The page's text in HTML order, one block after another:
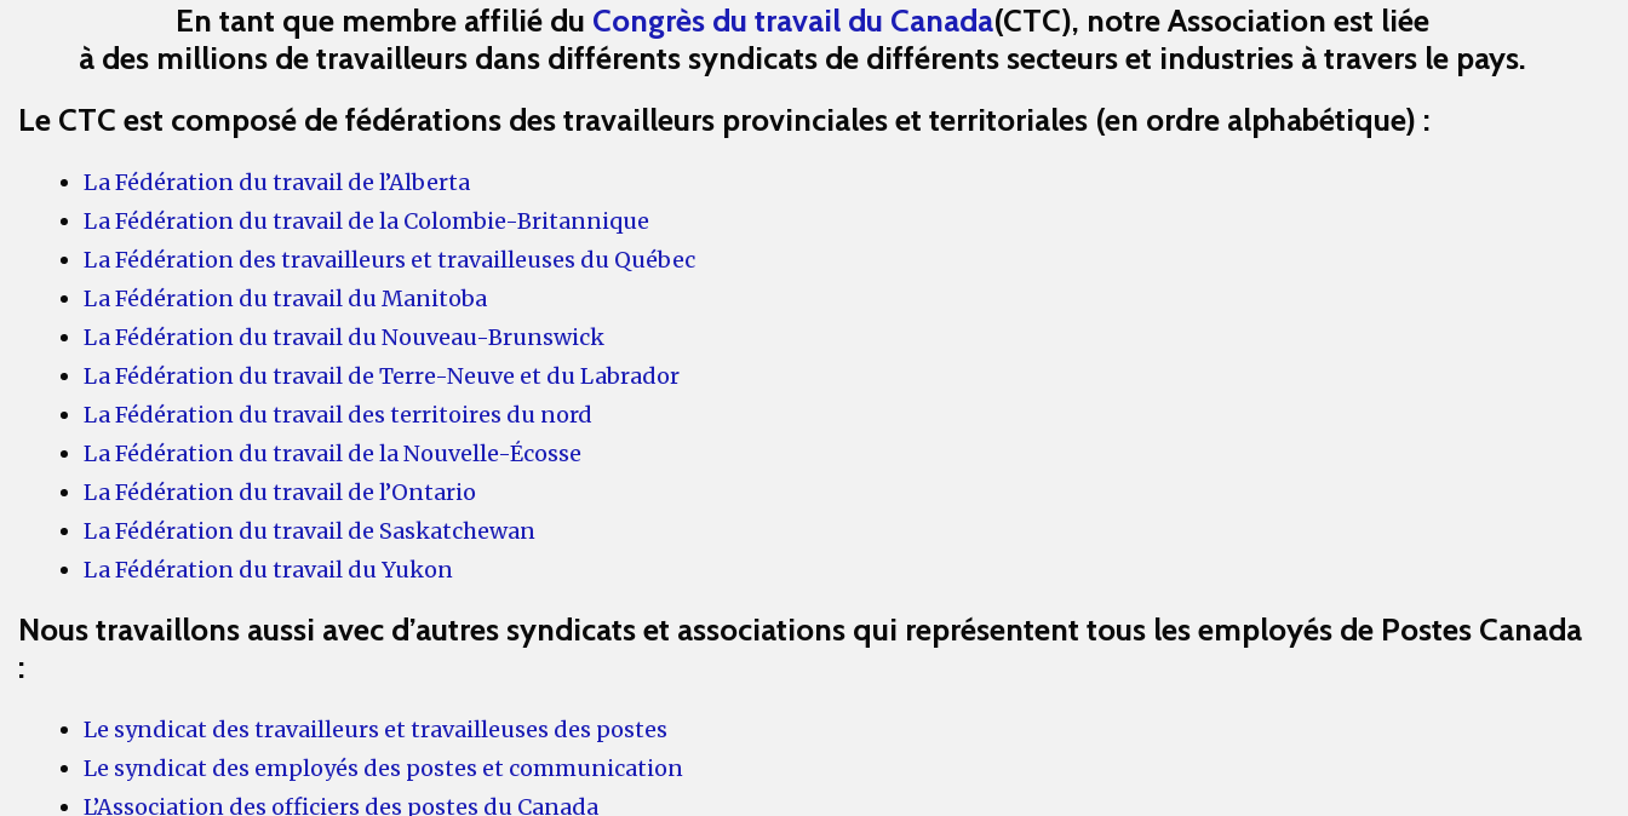
En tant que membre affilié du Congrès du travail du Canada(CTC), notre Association est liée
à des millions de travailleurs dans différents syndicats de différents secteurs et industries à travers le pays.
Le CTC est composé de fédérations des travailleurs provinciales et territoriales (en ordre alphabétique) :
La Fédération du travail de l’Alberta
La Fédération du travail de la Colombie-Britannique
La Fédération des travailleurs et travailleuses du Québec
La Fédération du travail du Manitoba
La Fédération du travail du Nouveau-Brunswick
La Fédération du travail de Terre-Neuve et du Labrador
La Fédération du travail des territoires du nord
La Fédération du travail de la Nouvelle-Écosse
La Fédération du travail de l’Ontario
La Fédération du travail de Saskatchewan
La Fédération du travail du Yukon
Nous travaillons aussi avec d’autres syndicats et associations qui représentent tous les employés de Postes Canada
:
Le syndicat des travailleurs et travailleuses des postes
Le syndicat des employés des postes et communication
L’Association des officiers des postes du Canada